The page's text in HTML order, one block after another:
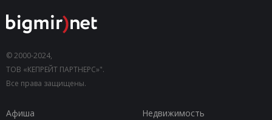
© 2000-2024,
ТОВ «КЕПРЕЙТ ПАРТНЕРС»".
Все права защищены.
Афиша
Недвижимость